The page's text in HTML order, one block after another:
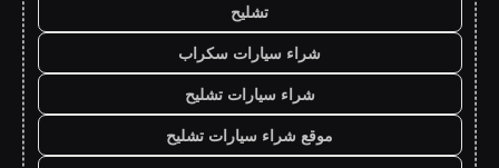
تشليح
شراء سيارات سكراب
شراء سيارات تشليح
موقع شراء سيارات تشليح